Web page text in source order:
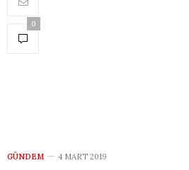
0
GÜNDEM 4 MART 2019